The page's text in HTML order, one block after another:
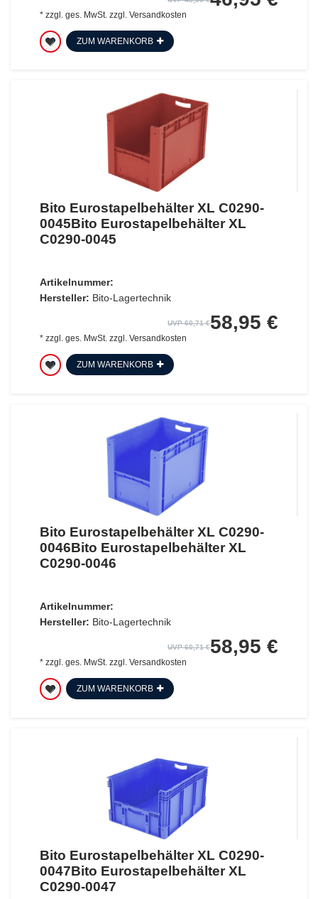
* zzgl. ges. MwSt. zzgl. Versandkosten
ZUM WARENKORB
Bito Eurostapelbehälter XL C0290-
0045Bito Eurostapelbehälter XL
C0290-0045
Artikelnummer:
Hersteller: Bito-Lagertechnik
UVP 60,71 €58,95 €
* zzgl. ges. MwSt.zzgl. Versandkosten
ZUM WARENKORB
Bito Eurostapelbehälter XL C0290-
0046Bito Eurostapelbehälter XL
C0290-0046
Artikelnummer:
Hersteller: Bito-Lagertechnik
UVP 60,71 €58,95 €
* zzgl. ges. MwSt.zzgl. Versandkosten
ZUM WARENKORB
Bito Eurostapelbehälter XL C0290-
0047Bito Eurostapelbehälter XL
C0290-0047